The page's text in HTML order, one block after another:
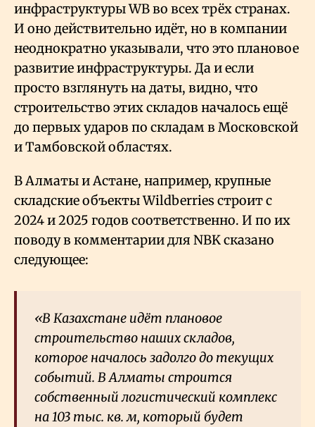
инфраструктуры WB во всех трёх странах.
И оно действительно идёт, но в компании
неоднократно указывали, что это плановое
развитие инфраструктуры. Да и если
просто взглянуть на даты, видно, что
строительство этих складов началось ещё
до первых ударов по складам в Московской
и Тамбовской областях.
В Алматы и Астане, например, крупные
складские объекты Wildberries строит с
2024 и 2025 годов соответственно. И по их
поводу в комментарии для NBK сказано
следующее:
«В Казахстане идёт плановое
строительство наших складов,
которое началось задолго до текущих
событий. В Алматы строится
собственный логистический комплекс
на 103 тыс. кв. м, который будет